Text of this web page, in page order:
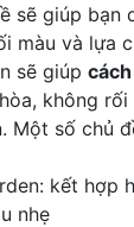
sẽ giúp bạn
màu và lựa
sẽ giúp
không
Một số chủ
kết hợp
nhẹ